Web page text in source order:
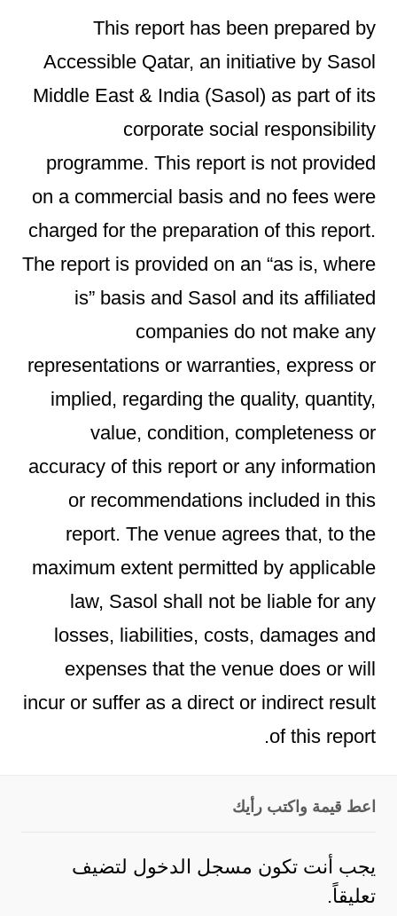
This report has been prepared by
Accessible Qatar, an initiative by Sasol
Middle East & India (Sasol) as part of its
corporate social responsibility
programme. This report is not provided
on a commercial basis and no fees were
charged for the preparation of this report.
The report is provided on an “as is, where
is” basis and Sasol and its affiliated
companies do not make any
representations or warranties, express or
implied, regarding the quality, quantity,
value, condition, completeness or
accuracy of this report or any information
or recommendations included in this
report. The venue agrees that, to the
maximum extent permitted by applicable
law, Sasol shall not be liable for any
losses, liabilities, costs, damages and
expenses that the venue does or will
incur or suffer as a direct or indirect result
of this report.
اعط قيمة واكتب رأيك
يجب أنت تكون مسجل الدخول لتضيف
تعليقاً.